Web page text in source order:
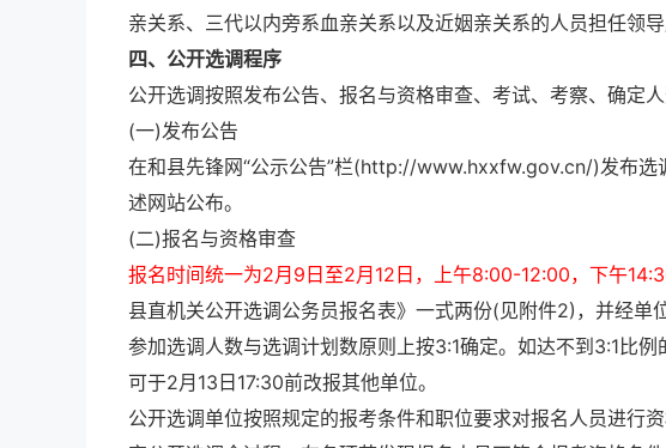
亲关系、三代以内旁系血亲关系以及近姻亲关系的人员担任领导
四、公开选调程序
公开选调按照发布公告、报名与资格审查、考试、考察、确定
(一)发布公告
在和县先锋网“公示公告”栏(http://www.hxxfw.gov.cn/)发布选
述网站公布。
(二)报名与资格审查
报名时间统一为2月9日至2月12日，上午8:00-12:00，下午
县直机关公开选调公务员报名表》一式两份(见附件2)，并经单
参加选调人数与选调计划数原则上按3:1确定。如达不到3:1比
可于2月13日17:30前改报其他单位。
公开选调单位按照规定的报考条件和职位要求对报名人员进行